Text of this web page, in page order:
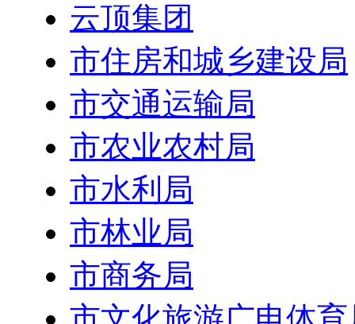
云顶集团
市住房和城乡建设局
市交通运输局
市农业农村局
市水利局
市林业局
市商务局